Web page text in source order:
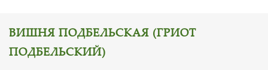
ВИШНЯ ПОДБЕЛЬСКАЯ (ГРИОТ
ПОДБЕЛЬСКИЙ)